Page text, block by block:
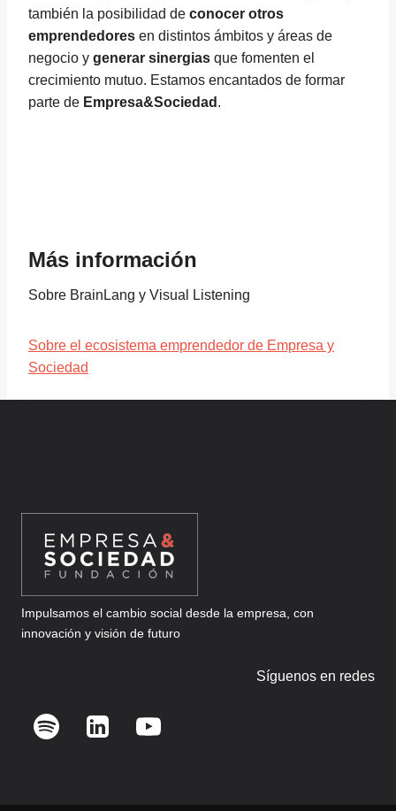
también la posibilidad de conocer otros
emprendedores en distintos ámbitos y áreas de
negocio y generar sinergias que fomenten el
crecimiento mutuo. Estamos encantados de formar
parte de Empresa&Sociedad .
Más información
Sobre BrainLang y Visual Listening
Sobre el ecosistema emprendedor de Empresa y
Sociedad
Impulsamos el cambio social desde la empresa, con
innovación y visión de futuro
Síguenos en redes